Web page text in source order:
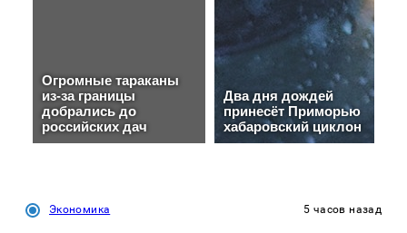
Экономика 5 часов назад